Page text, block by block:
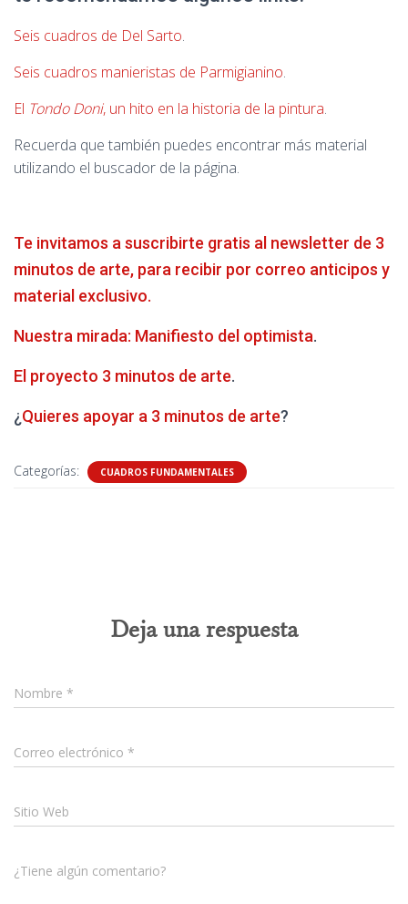
Seis cuadros de Del Sarto.
Seis cuadros manieristas de Parmigianino.
El Tondo Doni, un hito en la historia de la pintura.
Recuerda que también puedes encontrar más material
utilizando el buscador de la página.
Te invitamos a suscribirte gratis al newsletter de 3
minutos de arte, para recibir por correo anticipos y
material exclusivo.
Nuestra mirada: Manifiesto del optimista.
El proyecto 3 minutos de arte.
¿Quieres apoyar a 3 minutos de arte?
Categorías: CUADROS FUNDAMENTALES
Deja una respuesta
Nombre *
Correo electrónico *
Sitio Web
¿Tiene algún comentario?